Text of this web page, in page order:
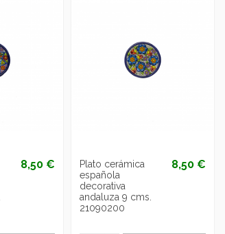
8,50 €
Plato cerámica
española
decorativa
andaluza 9 cms.
21090200
8,50 €